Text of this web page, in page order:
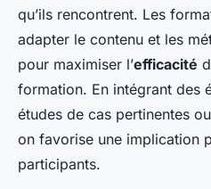
qu’ils rencontrent. Les
adapter le contenu et les
pour maximiser l’efficacité
formation. En intégrant des
études de cas pertinentes
on favorise une implication
participants.